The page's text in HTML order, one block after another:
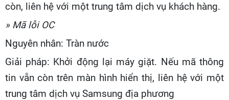
còn, liên hệ với một trung tâm dịch vụ khách hàng.
» Mã lỗi OC
Nguyên nhân: Tràn nước
Giải pháp: Khởi động lại máy giặt. Nếu mã thông
tin vẫn còn trên màn hình hiển thị, liên hệ với một
trung tâm dịch vụ Samsung địa phương